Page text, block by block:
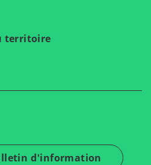
territoire
d'information